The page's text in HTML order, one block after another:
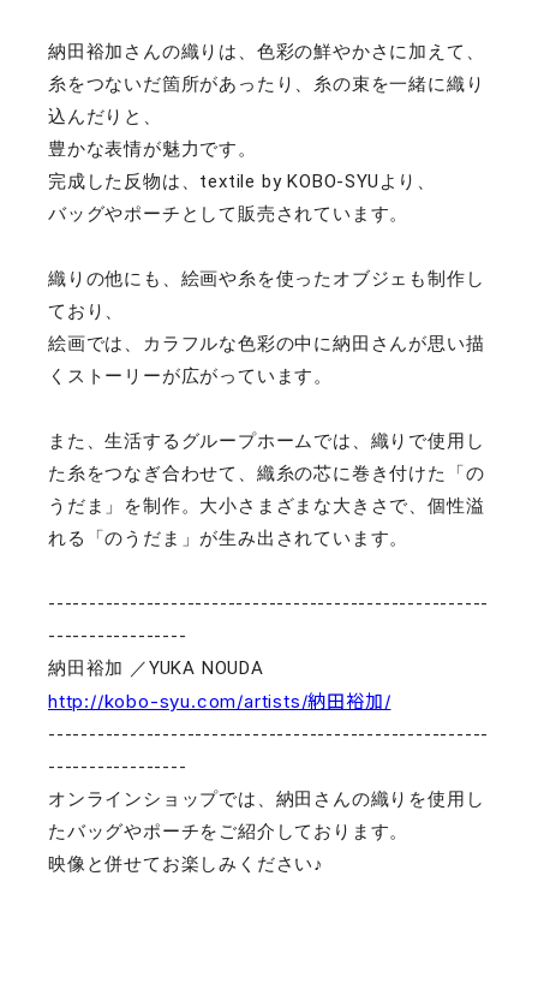
納田裕加さんの織りは、色彩の鮮やかさに加えて、
糸をつないだ箇所があったり、糸の束を一緒に織り
込んだりと、
豊かな表情が魅力です。
完成した反物は、textile by KOBO-SYUより、
バッグやポーチとして販売されています。
織りの他にも、絵画や糸を使ったオブジェも制作し
ており、
絵画では、カラフルな色彩の中に納田さんが思い描
くストーリーが広がっています。
また、生活するグループホームでは、織りで使用し
た糸をつなぎ合わせて、織糸の芯に巻き付けた「の
うだま」を制作。大小さまざまな大きさで、個性溢
れる「のうだま」が生み出されています。
------------------------------------------------------
-----------------
http://kobo-syu.com/artists/納田裕加/
------------------------------------------------------
-----------------
オンラインショップでは、納田さんの織りを使用し
たバッグやポーチをご紹介しております。
映像と併せてお楽しみください♪